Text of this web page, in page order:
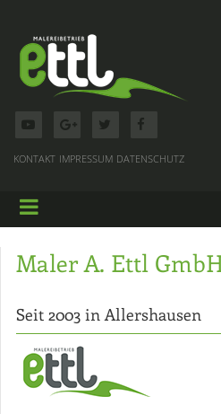
KONTAKT IMPRESSUM DATENSCHUTZ
Maler A. Ettl
Seit 2003 in Allershausen